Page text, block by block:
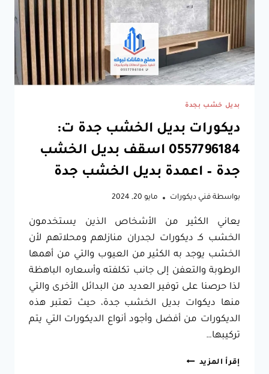
بديل خشب بجدة
ديكورات بديل الخشب جدة ت:
0557796184 اسقف بديل الخشب
جدة – اعمدة بديل الخشب جدة
بواسطة فني ديكورات مايو 20, 2024
يعاني الكثير من الأشخاص الذين يستخدمون
الخشب كـ ديكورات لجدران منازلهم ومحلاتهم لأن
الخشب يوجد به الكثير من العيوب والتي من أهمها
الرطوبة والتعفن إلى جانب تكلفته وأسعاره الباهظة
لذا حرصنا على توفير العديد من البدائل الأخرى والتي
منها ديكوات بديل الخشب جدة، حيث تعتبر هذه
الديكورات من أفضل وأجود أنواع الديكورات التي يتم
تركيبها…
إقرأ المزيد ديكورات